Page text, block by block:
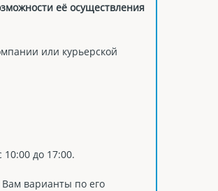
её осуществления
или курьерской
до 17:00.
варианты по его